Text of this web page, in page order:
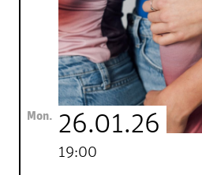
Mon. 26.01.26
19:00